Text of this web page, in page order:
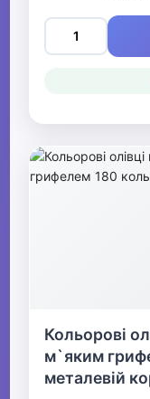
Кольорові
м`яким
металевій